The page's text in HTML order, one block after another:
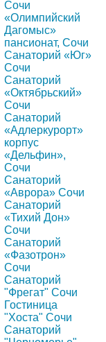
Сочи
«Олимпийский
Дагомыс»
пансионат, Сочи
Санаторий «Юг»
Сочи
Санаторий
«Октябрьский»
Сочи
Санаторий
«Адлеркурорт»
корпус
«Дельфин»,
Сочи
Санаторий
«Аврора» Сочи
Санаторий
«Тихий Дон»
Сочи
Санаторий
«Фазотрон»
Сочи
Санаторий
"Фрегат" Сочи
Гостиница
"Хоста" Сочи
Санаторий